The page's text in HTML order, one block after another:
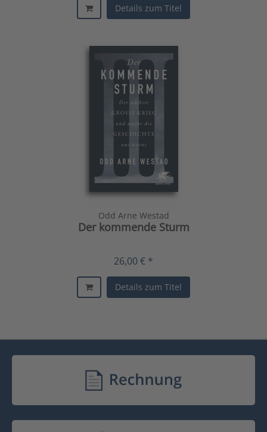
Details zum Titel
Odd Arne Westad
Der kommende Sturm
26,00 € *
Details zum Titel